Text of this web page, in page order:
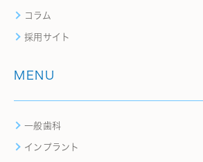
コラム
採用サイト
MENU
一般歯科
インプラント